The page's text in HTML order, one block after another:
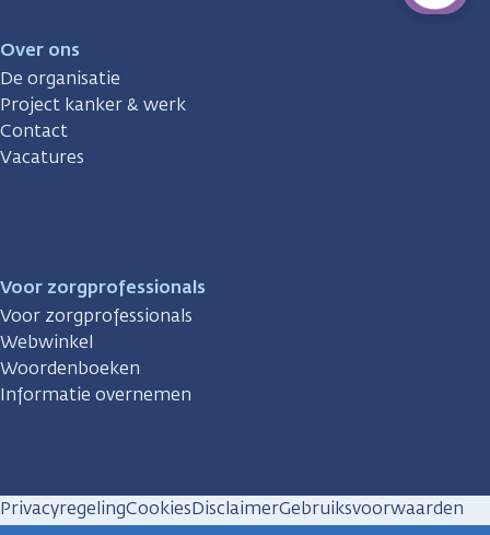
Over ons
De organisatie
Project kanker & werk
Contact
Vacatures
Voor zorgprofessionals
Voor zorgprofessionals
Webwinkel
Woordenboeken
Informatie overnemen
PrivacyregelingCookiesDisclaimerGebruiksvoorwaarden